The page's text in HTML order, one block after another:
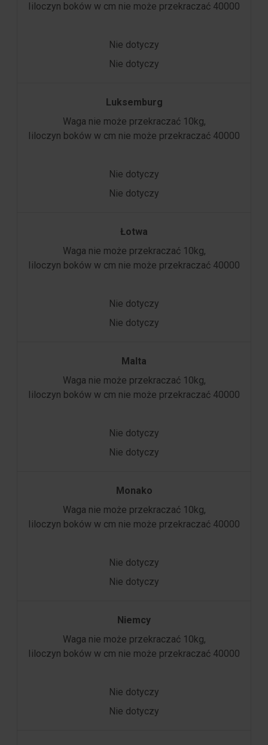
Iiloczyn boków w cm nie może przekraczać 40000
Nie dotyczy
Nie dotyczy
Luksemburg
Waga nie może przekraczać 10kg,
Iiloczyn boków w cm nie może przekraczać 40000
Nie dotyczy
Nie dotyczy
Łotwa
Waga nie może przekraczać 10kg,
Iiloczyn boków w cm nie może przekraczać 40000
Nie dotyczy
Nie dotyczy
Malta
Waga nie może przekraczać 10kg,
Iiloczyn boków w cm nie może przekraczać 40000
Nie dotyczy
Nie dotyczy
Monako
Waga nie może przekraczać 10kg,
Iiloczyn boków w cm nie może przekraczać 40000
Nie dotyczy
Nie dotyczy
Niemcy
Waga nie może przekraczać 10kg,
Iiloczyn boków w cm nie może przekraczać 40000
Nie dotyczy
Nie dotyczy